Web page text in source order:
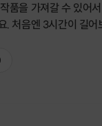
품을 가져갈 수 있어
. 처음엔 3시간이 길어
니다.